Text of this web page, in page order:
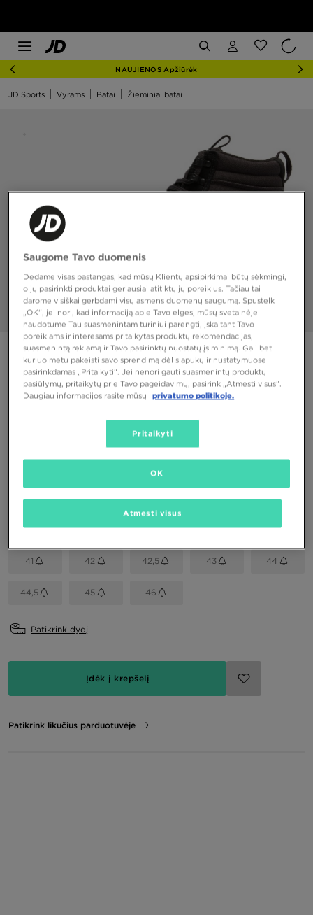
NAUJIENOS Apžiūrėk
JD Sports Vyrams Batai Žieminiai batai
PUIKUS PASIŪLYMAS
VANS MTE SK8-HI® WATERPROOF
41 42 42,5 43 44
44,5 45 46
Patikrink dydį
Įdėk į krepšelį
Patikrink likučius parduotuvėje
Saugome Tavo duomenis
Dedame visas pastangas, kad mūsų Klientų apsipirkimai būtų sėkmingi,
o jų pasirinkti produktai geriausiai atitiktų jų poreikius. Tačiau tai
darome visiškai gerbdami visų asmens duomenų saugumą. Spustelk
„OK“, jei nori, kad informaciją apie Tavo elgesį mūsų svetainėje
naudotume Tau suasmenintam turiniui parengti, įskaitant Tavo
poreikiams ir interesams pritaikytas produktų rekomendacijas,
suasmenintą reklamą ir Tavo pasirinktų nuostatų įsiminimą. Gali bet
kuriuo metu pakeisti savo sprendimą dėl slapukų ir nustatymuose
pasirinkdamas „Pritaikyti“. Jei nenori gauti suasmenintų produktų
pasiūlymų, pritaikytų prie Tavo pageidavimų, pasirink „Atmesti visus”.
Daugiau informacijos rasite mūsų
privatumo politikoje.
Pritaikyti
Atmesti visus
OK